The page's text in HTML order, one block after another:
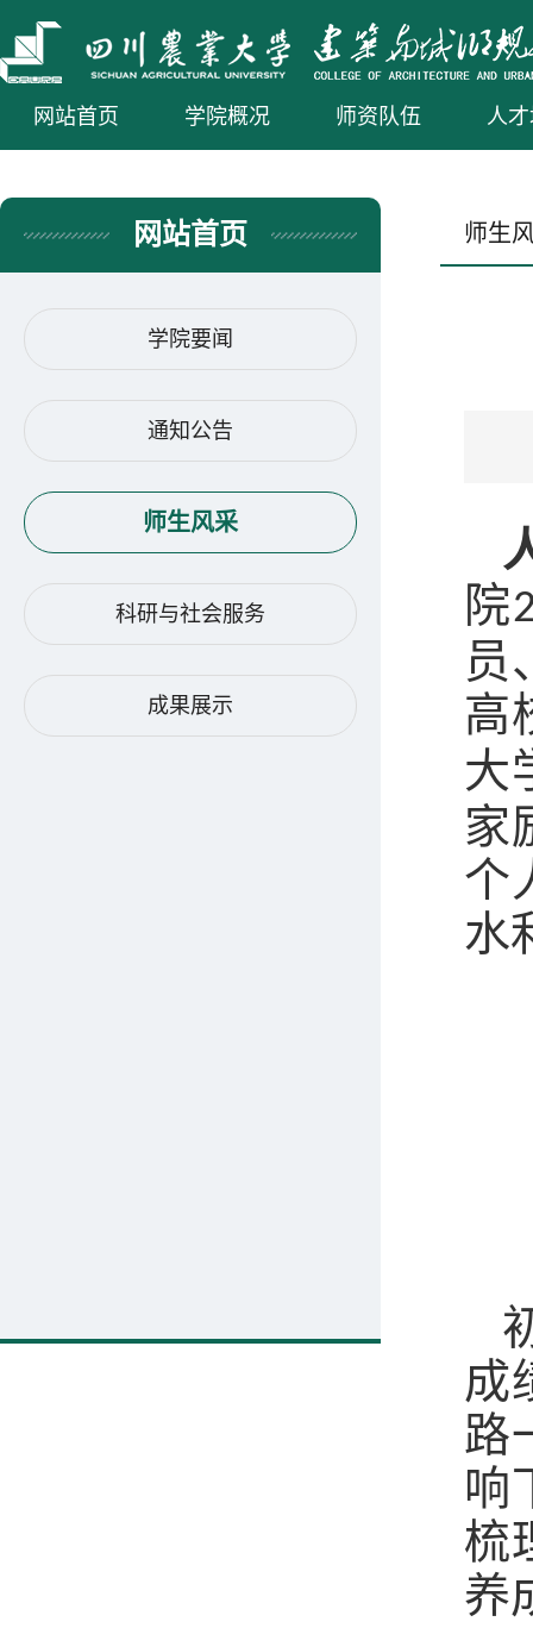
网站首页 学院概况 师资队伍 人
网站首页
学院要闻
通知公告
师生风采
科研与社会服务
成果展示
师生
院
员
高
大
家
个
水
成
路
响
梳
养